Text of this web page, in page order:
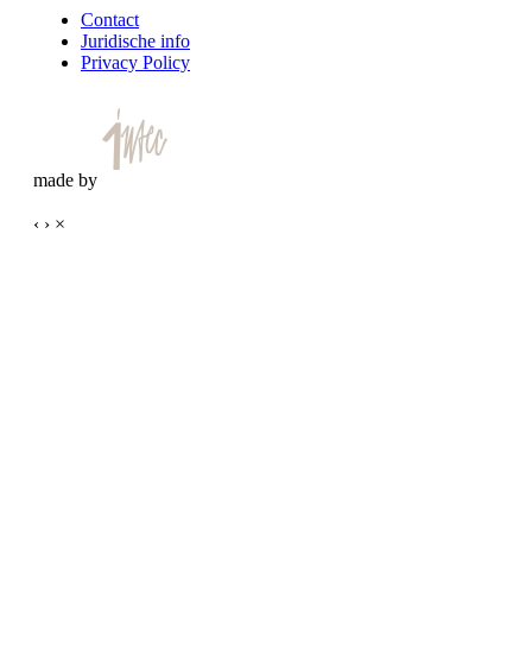
Contact
Juridische info
Privacy Policy
made by
‹ › ×